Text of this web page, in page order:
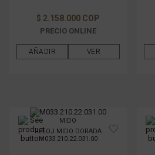
MATERIAL DE PULSO
GÉNERO
$ 2.158.000 COP
PRECIO ONLINE
AÑADIR VER
MIDO
RELOJ MIDO DORADA
M033.210.22.031.00